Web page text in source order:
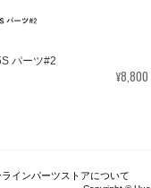
パーツ#2
¥8,800
インパーツストアについて